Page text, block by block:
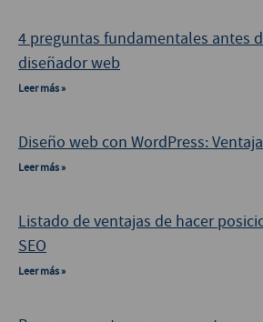
4 preguntas fundamentales antes
diseñador web
Leer más »
Diseño web con WordPress:
Leer más »
Listado de ventajas de hacer
SEO
Leer más »